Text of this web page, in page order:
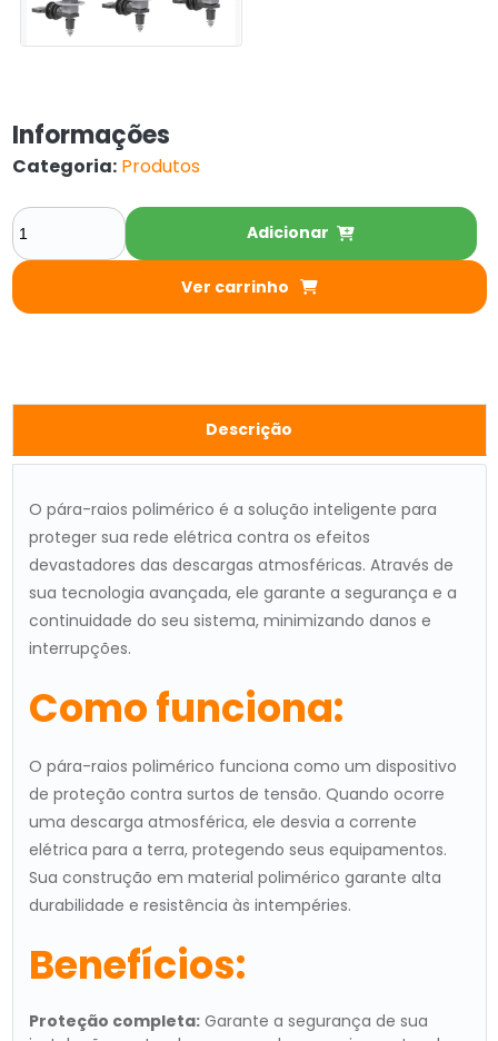
Informações
Categoria: Produtos
Adicionar
Ver carrinho
Descrição
O pára-raios polimérico é a solução inteligente para
proteger sua rede elétrica contra os efeitos
devastadores das descargas atmosféricas. Através de
sua tecnologia avançada, ele garante a segurança e a
continuidade do seu sistema, minimizando danos e
interrupções.
Como funciona:
O pára-raios polimérico funciona como um dispositivo
de proteção contra surtos de tensão. Quando ocorre
uma descarga atmosférica, ele desvia a corrente
elétrica para a terra, protegendo seus equipamentos.
Sua construção em material polimérico garante alta
durabilidade e resistência às intempéries.
Benefícios:
Proteção completa:Garante a segurança de sua